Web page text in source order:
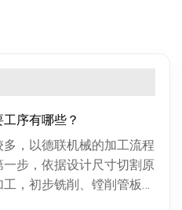
序有哪些？
，以德联机械的加工流程
一步，依据设计尺寸切割原
，初步铣削、镗削管板各